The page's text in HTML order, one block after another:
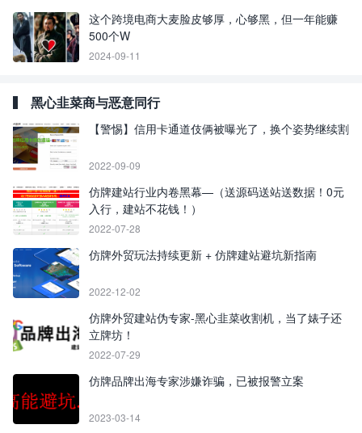
这个跨境电商大麦脸皮够厚，心够黑，但一年能赚
500个W
2024-09-11
黑心韭菜商与恶意同行
【警惕】信用卡通道伎俩被曝光了，换个姿势继续割
2022-09-09
仿牌建站行业内卷黑幕—（送源码送站送数据！0元
入行，建站不花钱！）
2022-07-28
仿牌外贸玩法持续更新 + 仿牌建站避坑新指南
2022-12-02
仿牌外贸建站伪专家-黑心韭菜收割机，当了婊子还
立牌坊！
2022-07-29
仿牌品牌出海专家涉嫌诈骗，已被报警立案
2023-03-14